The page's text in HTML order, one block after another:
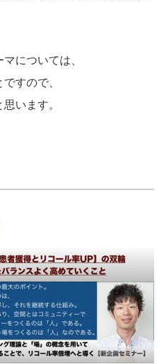
については、
すので、
います。